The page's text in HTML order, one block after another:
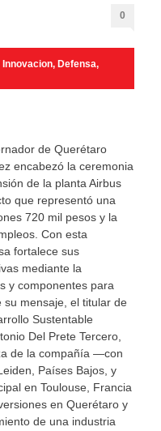
0
Innovacion, Defensa,
de Querétaro
encabezó la ceremonia
de la planta Airbus
que representó una
720 mil pesos y la
Con esta
fortalece sus
mediante la
y componentes para
su mensaje, el titular de
Sustentable
Del Prete Tercero,
de la compañía —con
Países Bajos, y
en Toulouse, Francia
en Querétaro y
de una industria